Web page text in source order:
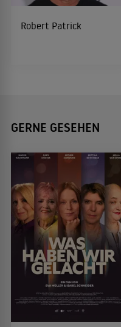
Robert Patrick
GERNE GESEHEN